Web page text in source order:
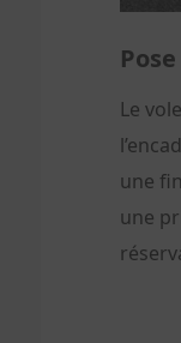
Le
une
une